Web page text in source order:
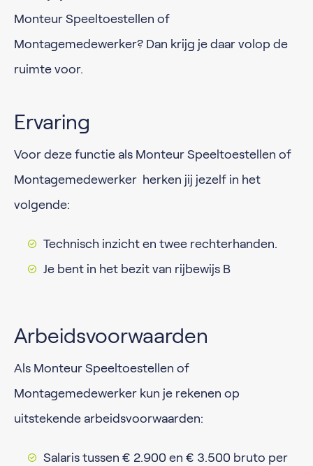
Monteur Speeltoestellen of
Montagemedewerker? Dan krijg je daar volop de
ruimte voor.
Ervaring
Voor deze functie als Monteur Speeltoestellen of
Montagemedewerker herken jij jezelf in het
volgende:
Technisch inzicht en twee rechterhanden.
Je bent in het bezit van rijbewijs B
Arbeidsvoorwaarden
Als Monteur Speeltoestellen of
Montagemedewerker kun je rekenen op
uitstekende arbeidsvoorwaarden:
Salaris tussen € 2.900 en € 3.500 bruto per